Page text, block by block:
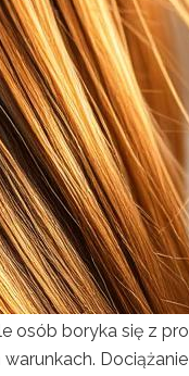
osób boryka się z